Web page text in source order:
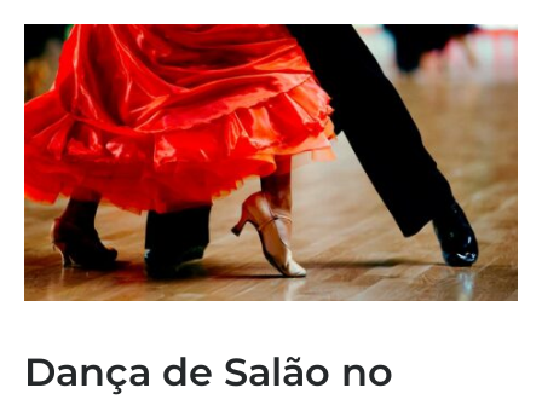
Dança de Salão no